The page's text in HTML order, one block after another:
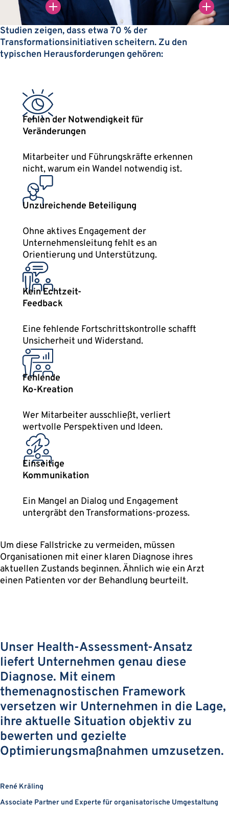
Studien zeigen, dass etwa 70 % der
Transformationsinitiativen scheitern. Zu den
typischen Herausforderungen gehören:
Fehlen der Notwendigkeit für
Veränderungen
Mitarbeiter und Führungskräfte erkennen
nicht, warum ein Wandel notwendig ist.
Unzureichende Beteiligung
Ohne aktives Engagement der
Unternehmensleitung fehlt es an
Orientierung und Unterstützung.
Kein Echtzeit-
Feedback
Eine fehlende Fortschrittskontrolle schafft
Unsicherheit und Widerstand.
Fehlende
Ko-Kreation
Wer Mitarbeiter ausschließt, verliert
wertvolle Perspektiven und Ideen.
Einseitige
Kommunikation
Ein Mangel an Dialog und Engagement
untergräbt den Transformations-prozess.
Um diese Fallstricke zu vermeiden, müssen
Organisationen mit einer klaren Diagnose ihres
aktuellen Zustands beginnen. Ähnlich wie ein Arzt
einen Patienten vor der Behandlung beurteilt.
Unser Health-Assessment-Ansatz
liefert Unternehmen genau diese
Diagnose. Mit einem
themenagnostischen Framework
versetzen wir Unternehmen in die Lage,
ihre aktuelle Situation objektiv zu
bewerten und gezielte
Optimierungsmaßnahmen umzusetzen.
René Kräling
Associate Partner und Experte für organisatorische Umgestaltung